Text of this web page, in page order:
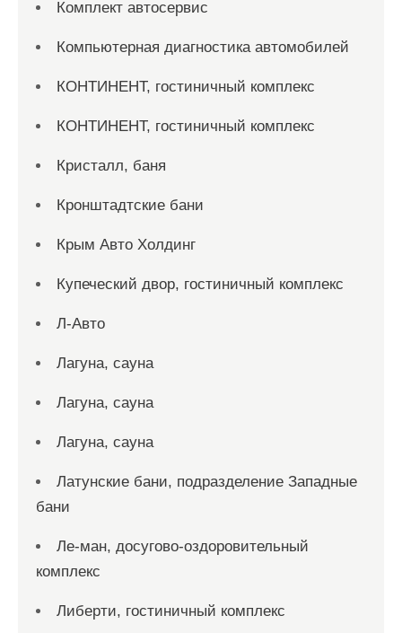
Комплект автосервис
Компьютерная диагностика автомобилей
КОНТИНЕНТ, гостиничный комплекс
КОНТИНЕНТ, гостиничный комплекс
Кристалл, баня
Кронштадтские бани
Крым Авто Холдинг
Купеческий двор, гостиничный комплекс
Л-Авто
Лагуна, сауна
Лагуна, сауна
Лагуна, сауна
Латунские бани, подразделение Западные
бани
Ле-ман, досугово-оздоровительный
комплекс
Либерти, гостиничный комплекс